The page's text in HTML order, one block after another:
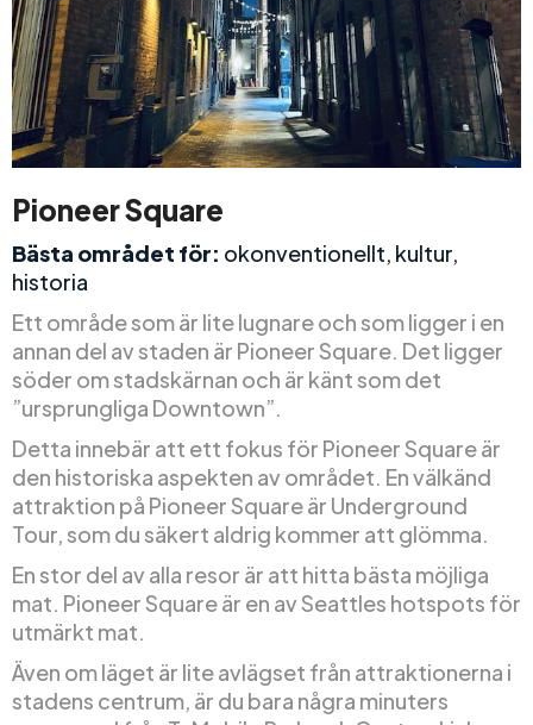
Pioneer Square
Bästa området för: okonventionellt, kultur,
historia
Ett område som är lite lugnare och som ligger i en
annan del av staden är Pioneer Square. Det ligger
söder om stadskärnan och är känt som det
”ursprungliga Downtown”.
Detta innebär att ett fokus för Pioneer Square är
den historiska aspekten av området. En välkänd
attraktion på Pioneer Square är Underground
Tour, som du säkert aldrig kommer att glömma.
En stor del av alla resor är att hitta bästa möjliga
mat. Pioneer Square är en av Seattles hotspots för
utmärkt mat.
Även om läget är lite avlägset från attraktionerna i
stadens centrum, är du bara några minuters